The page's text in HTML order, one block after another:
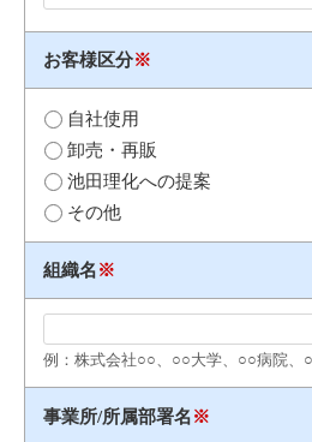
お客様区分※
自社使用
卸売・再販
池田理化への提案
その他
組織名※
例：株式会社○○、○○大学、○○病院、
事業所/所属部署名※